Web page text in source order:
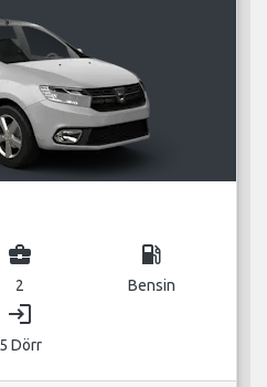
business_center
2
local_gas_station
Bensin
login
5 Dörr